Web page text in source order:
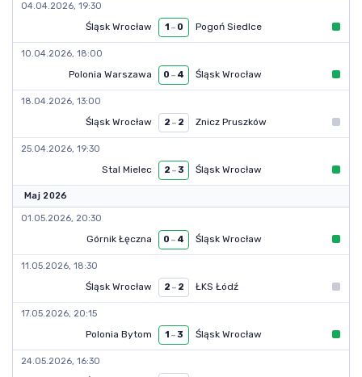
04.04.2026, 19:30
Śląsk Wrocław 1 – 0 Pogoń Siedlce
10.04.2026, 18:00
Polonia Warszawa 0 – 4 Śląsk Wrocław
18.04.2026, 13:00
Śląsk Wrocław 2 – 2 Znicz Pruszków
25.04.2026, 19:30
Stal Mielec 2 –3 Śląsk Wrocław
Maj 2026
01.05.2026, 20:30
Górnik Łęczna 0 – 4 Śląsk Wrocław
11.05.2026, 18:30
Śląsk Wrocław 2 – 2 ŁKS Łódź
17.05.2026, 20:15
Polonia Bytom 1 –3 Śląsk Wrocław
24.05.2026, 16:30